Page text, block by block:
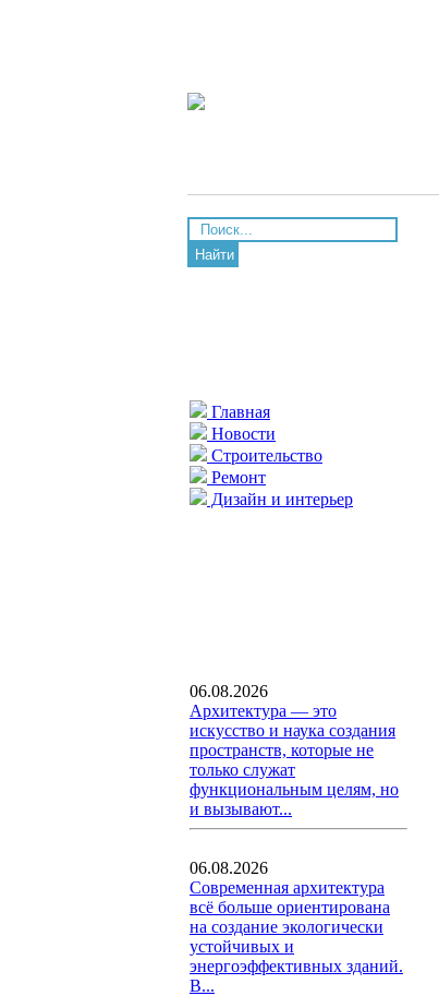
Найти
Главная
Новости
Строительство
Ремонт
Дизайн и интерьер
06.08.2026
Архитектура — это
искусство и наука создания
пространств, которые не
только служат
функциональным целям, но
и вызывают...
06.08.2026
Современная архитектура
всё больше ориентирована
на создание экологически
устойчивых и
энергоэффективных зданий.
В...